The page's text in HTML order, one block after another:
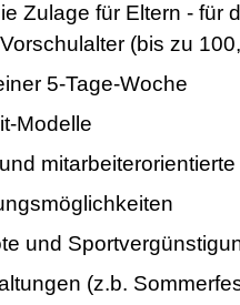
Zulage für Eltern - für
(bis zu
5-Tage-Woche
Modelle
und
(z.b.